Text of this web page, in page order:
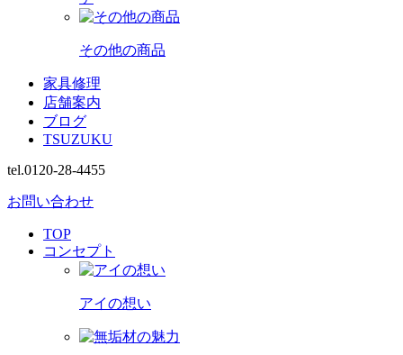
その他の商品
家具修理
店舗案内
ブログ
TSUZUKU
tel.0120-28-4455
お問い合わせ
TOP
コンセプト
アイの想い